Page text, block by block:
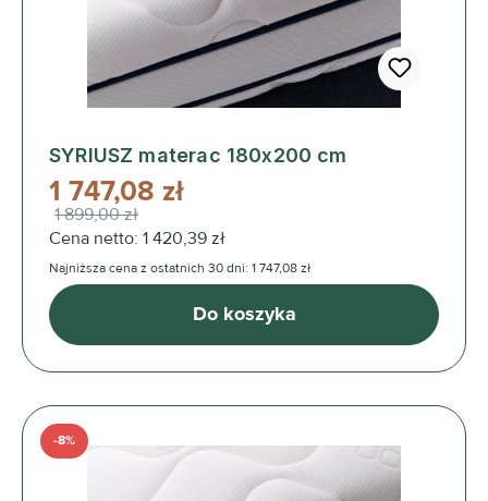
SYRIUSZ materac 180x200 cm
1 747,08 zł
1 899,00 zł
Cena netto: 1 420,39 zł
Najniższa cena z ostatnich 30 dni: 1 747,08 zł
Do koszyka
-8%